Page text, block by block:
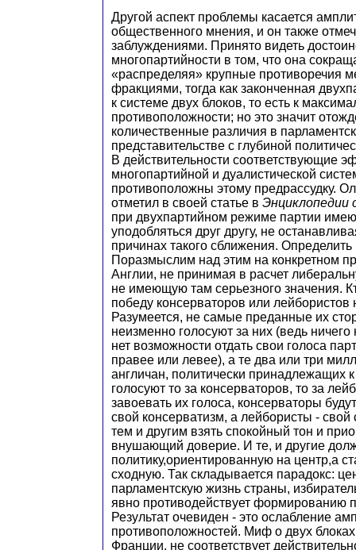
Другой аспект проблемы касается
общественного мнения, и он также
заблуждениями. Принято видеть
многопартийности в том, что она
«распределяя» крупные противоречия
фракциями, тогда как законченная
к системе двух блоков, то есть к
противоположности; но это значит
количественные различия в
представительстве с глубиной
В действительности соответствующие
многопартийной и дуалистической
противоположны этому предрассудку.
отметил в своей статье в Энциклопедии
при двухпартийном режиме партии
уподобляться друг другу, не
причинах такого сближения. Определить
Поразмыслим над этим на конкретном
Англии, не принимая в расчет
не имеющую там серьезного значения.
победу консерваторов или
Разумеется, не самые преданные их
неизменно голосуют за них (ведь
нет возможности отдать свои голоса
правее или левее), а те два или три
англичан, политически принадлежащих
голосуют то за консерваторов, то за
завоевать их голоса, консерваторы
свой консерватизм, а лейбористы -
тем и другим взять спокойный тон и
внушающий доверие. И те, и другие
политику,ориентированную на центр,а
сходную. Так складывается парадокс:
парламентскую жизнь страны,
явно противодействует формированию
Результат очевиден - это ослабление
противоположностей. Миф о двух
Франции, не соответствует